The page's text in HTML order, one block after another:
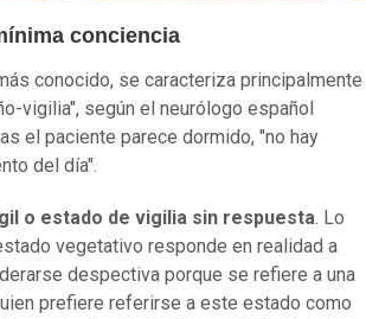
conciencia
conocido, se caracteriza principalmente
vigilia", según el neurólogo español
el paciente parece dormido, "no hay
del día".
o estado de vigilia sin respuesta. Lo
vegetativo responde en realidad a
despectiva porque se refiere a una
prefiere referirse a este estado como